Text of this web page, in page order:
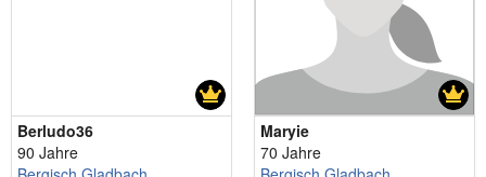
Berludo36
90 Jahre
Maryie
70 Jahre